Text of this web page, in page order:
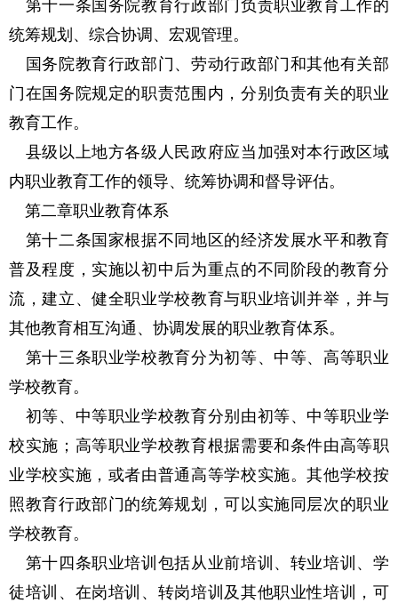
第十一条国务院教育行政部门负责职业教育工作的
统筹规划、综合协调、宏观管理。
国务院教育行政部门、劳动行政部门和其他有关部
门在国务院规定的职责范围内，分别负责有关的职业
教育工作。
县级以上地方各级人民政府应当加强对本行政区域
内职业教育工作的领导、统筹协调和督导评估。
第二章职业教育体系
第十二条国家根据不同地区的经济发展水平和教育
普及程度，实施以初中后为重点的不同阶段的教育分
流，建立、健全职业学校教育与职业培训并举，并与
其他教育相互沟通、协调发展的职业教育体系。
第十三条职业学校教育分为初等、中等、高等职业
学校教育。
初等、中等职业学校教育分别由初等、中等职业学
校实施；高等职业学校教育根据需要和条件由高等职
业学校实施，或者由普通高等学校实施。其他学校按
照教育行政部门的统筹规划，可以实施同层次的职业
学校教育。
第十四条职业培训包括从业前培训、转业培训、学
徒培训、在岗培训、转岗培训及其他职业性培训，可